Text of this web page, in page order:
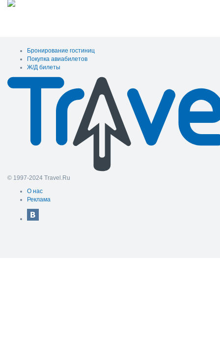
Бронирование гостиниц
Покупка авиабилетов
Ж/Д билеты
© 1997-2024 Travel.Ru
О нас
Реклама